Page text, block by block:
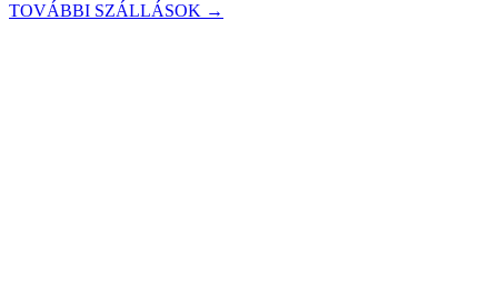
TOVÁBBI SZÁLLÁSOK →